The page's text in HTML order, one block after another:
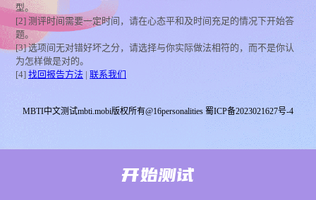
开始测试
型。
[2] 测评时间需要一定时间，请在心态平和及时间充足的情况下开始答
题。
[3] 选项间无对错好坏之分，请选择与你实际做法相符的，而不是你认
为怎样做是对的。
[4] 找回报告方法 | 联系我们
MBTI中文测试mbti.mobi版权所有@16personalities 蜀ICP备2023021627号-4